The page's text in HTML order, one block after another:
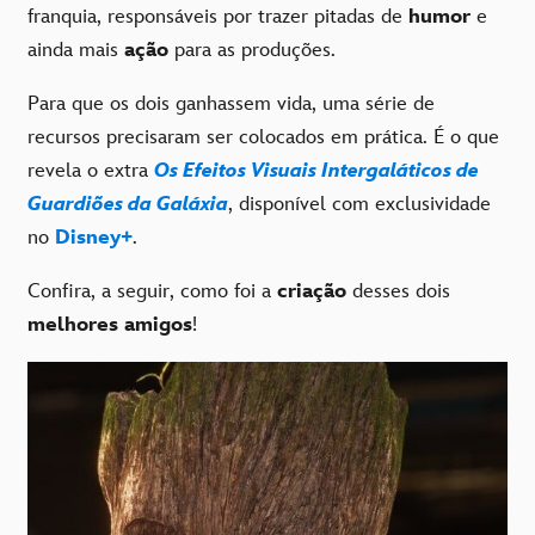
franquia, responsáveis por trazer pitadas de humor e
ainda mais ação para as produções.
Para que os dois ganhassem vida, uma série de
recursos precisaram ser colocados em prática. É o que
revela o extra Os Efeitos Visuais Intergaláticos de
Guardiões da Galáxia, disponível com exclusividade
no Disney+.
Confira, a seguir, como foi a criação desses dois
melhores amigos!